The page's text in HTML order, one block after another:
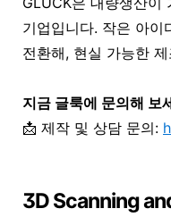
기업입니다. 작은 아이
전환해, 현실 가능한
지금 글룩에 문의해 보
📩 제작 및 상담 문의:
3D Scanning